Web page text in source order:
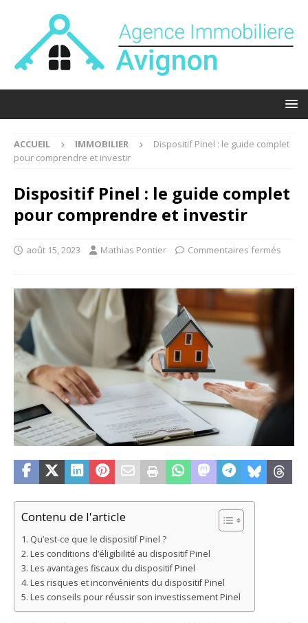
ACCUEIL IMMOBILIER
Dispositif Pinel : le guide complet
pour comprendre et investir
Dispositif Pinel : le guide complet
pour comprendre et investir
août 15, 2023 Mathias Pontier Commentaires fermés
Contenu de l'article
Qu’est-ce que le dispositif Pinel ?
Les conditions d’éligibilité au dispositif Pinel
Les avantages fiscaux du dispositif Pinel
Les risques et inconvénients du dispositif Pinel
Les conseils pour réussir son investissement Pinel